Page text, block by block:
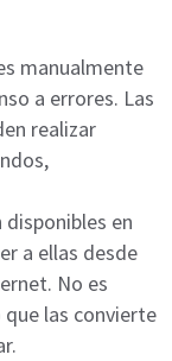
manualmente
a errores. Las
realizar
en
a ellas desde
No es
las convierte